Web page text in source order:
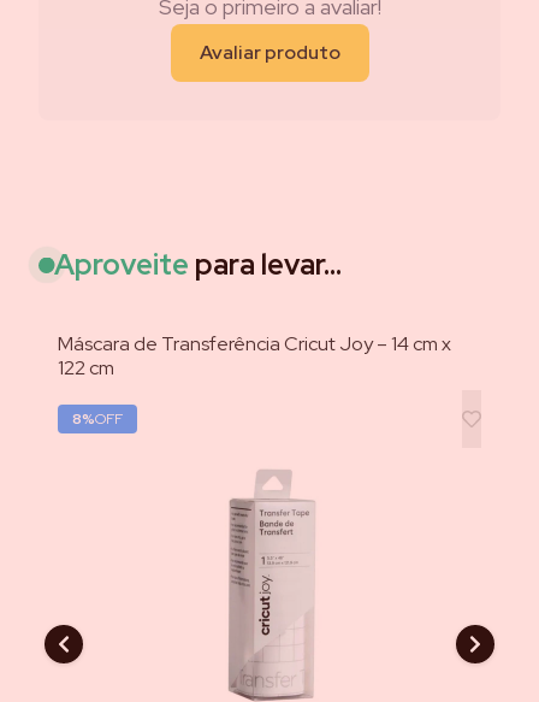
Seja o primeiro a avaliar!
Avaliar produto
Aproveite para levar...
Máscara de Transferência Cricut Joy – 14 cm x
122 cm
8%OFF